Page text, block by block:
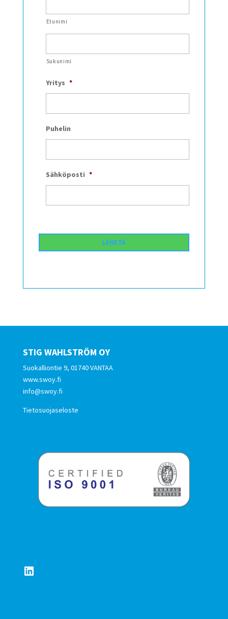
Etunimi
Sukunimi
Yritys *
Puhelin
Sähköposti *
STIG WAHLSTRÖM OY
Suokalliontie 9, 01740 VANTAA
www.swoy.fi
info@swoy.fi
Tietosuojaseloste
LinkedIn